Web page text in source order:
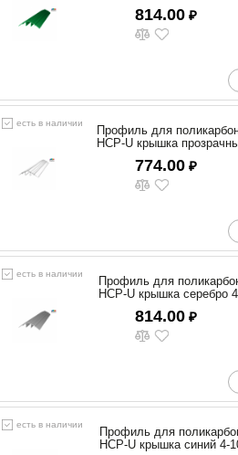
814.00 ₽
есть в наличии
Профиль для
HCP-U крышка
774.00 ₽
есть в наличии
Профиль для
HCP-U крышка серебро
814.00 ₽
есть в наличии
Профиль для
HCP-U крышка синий 4-